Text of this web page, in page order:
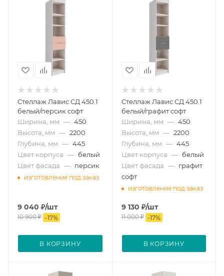
Стеллаж Лавис СД 450.1
белый/персик софт
Ширина, мм — 450
Высота, мм — 2200
Глубина, мм — 445
Цвет корпуса — белый
Цвет фасада — персик
изготовление под заказ
9 040 ₽/шт
10 900₽ -17%
В КОРЗИНУ
Стеллаж Лавис СД 450.1
белый/графит софт
Ширина, мм — 450
Высота, мм — 2200
Глубина, мм — 445
Цвет корпуса — белый
Цвет фасада — графит
софт
изготовление под заказ
9 130 ₽/шт
11 000₽ -17%
В КОРЗИНУ